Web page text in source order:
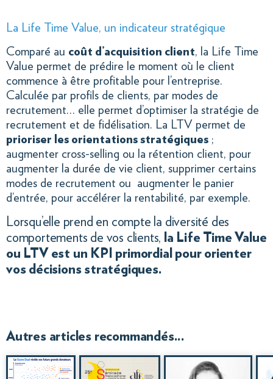
La Life Time Value, un indicateur stratégique
Comparé au coût d’acquisition client, la Life Time
Value permet de prédire le moment où le client
commence à être profitable pour l’entreprise.
Calculée par profils de clients, par modes de
recrutement… elle permet d’optimiser la stratégie de
recrutement et de fidélisation. La LTV permet de
prioriser les orientations stratégiques ;
augmenter cross-selling ou la rétention client, pour
augmenter la durée de vie client, supprimer certains
modes de recrutement ou augmenter le panier
d’entrée, pour accélérer la rentabilité, par exemple.
Lorsqu’elle prend en compte la diversité des
comportements de vos clients, la Life Time Value
ou LTV est un KPI primordial pour orienter
vos décisions stratégiques.
Autres articles recommandés...